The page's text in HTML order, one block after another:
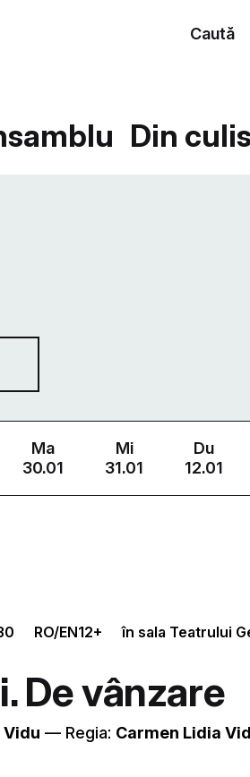
Caută
Din
Ma
30.01
Mi
31.01
Du
12.01
RO/EN12+ în sala Teatrului
De vânzare
Vidu –– Regia: Carmen Lidia